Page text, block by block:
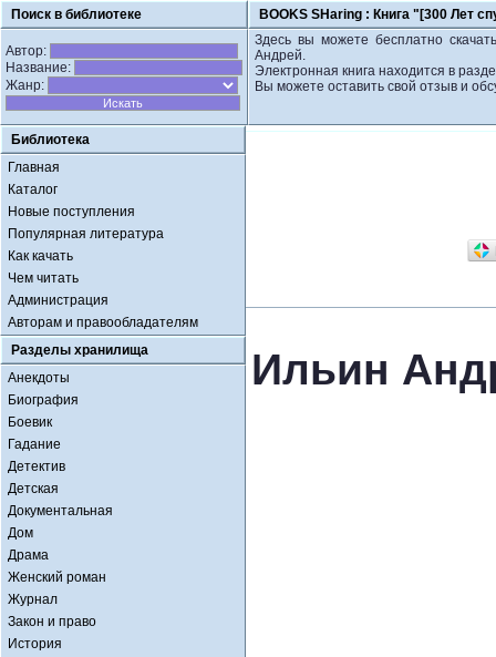
Поиск в библиотеке BOOKS SHaring : Книга "[300 Лет
Автор:
Название:
Жанр:
Здесь вы можете бесплатно
Андрей.
Электронная книга находится в
Вы можете оставить свой отзыв и
Библиотека
Главная
Каталог
Новые поступления
Популярная литература
Как качать
Чем читать
Администрация
Авторам и правообладателям
Разделы хранилища
Анекдоты
Биография
Боевик
Гадание
Детектив
Детская
Документальная
Дом
Драма
Женский роман
Журнал
Закон и право
История
Ильин